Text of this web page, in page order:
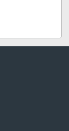
a la 2ª
1/8 TT.E